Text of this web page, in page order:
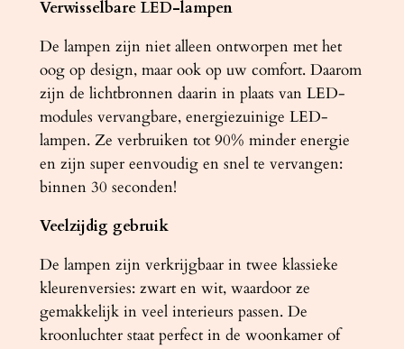
Verwisselbare LED-lampen
De lampen zijn niet alleen ontworpen met het
oog op design, maar ook op uw comfort. Daarom
zijn de lichtbronnen daarin in plaats van LED-
modules vervangbare, energiezuinige LED-
lampen. Ze verbruiken tot 90% minder energie
en zijn super eenvoudig en snel te vervangen:
binnen 30 seconden!
Veelzijdig gebruik
De lampen zijn verkrijgbaar in twee klassieke
kleurenversies: zwart en wit, waardoor ze
gemakkelijk in veel interieurs passen. De
kroonluchter staat perfect in de woonkamer of